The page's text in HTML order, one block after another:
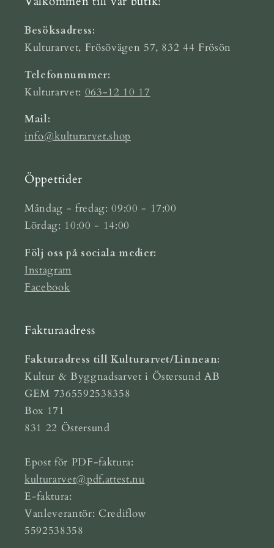
Besöksadress:
Kulturarvet, Frösövägen 57, 832 44 Frösön
Telefonnummer:
Kulturarvet: 063-12 10 17
Mail:
info@kulturarvet.shop
Öppettider
Måndag - fredag: 09:00 - 17:00
Lördag: 10:00 - 14:00
Följ oss på sociala medier:
Instagram
Facebook
Fakturaadress
Fakturadress till Kulturarvet/Linnean:
Kultur & Byggnadsarvet i Östersund AB
GEM 7365592538358
Box 171
831 22 Östersund
Epost för PDF-faktura:
kulturarvet@pdf.attest.nu
E-faktura:
Vanleverantör: Crediflow
5592538358